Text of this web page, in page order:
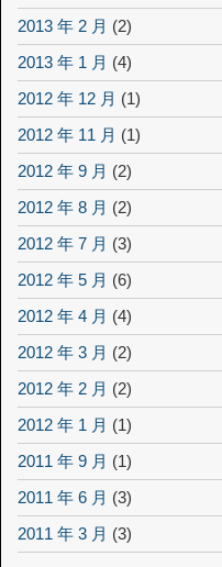
2013 年 2 月 (2)
2013 年 1 月 (4)
2012 年 12 月 (1)
2012 年 11 月 (1)
2012 年 9 月 (2)
2012 年 8 月 (2)
2012 年 7 月 (3)
2012 年 5 月 (6)
2012 年 4 月 (4)
2012 年 3 月 (2)
2012 年 2 月 (2)
2012 年 1 月 (1)
2011 年 9 月 (1)
2011 年 6 月 (3)
2011 年 3 月 (3)